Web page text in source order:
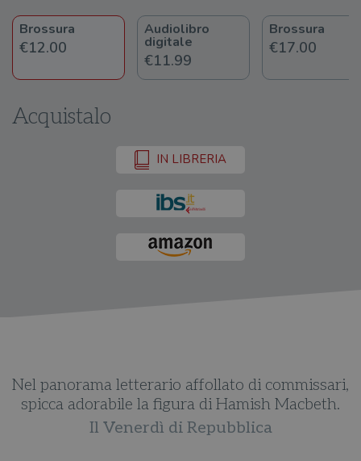
Brossura
€12.00
Audiolibro
digitale
€11.99
Brossura
€17.00
Acquistalo
IN LIBRERIA
Nel panorama letterario affollato di commissari,
spicca adorabile la figura di Hamish Macbeth.
Il Venerdì di Repubblica